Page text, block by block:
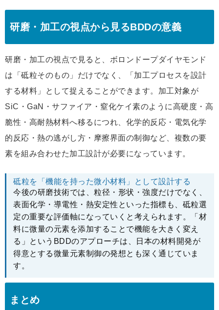
研磨・加工の視点から見るBDDの意義
研磨・加工の視点で見ると、ボロンドープダイヤモンド
は「砥粒そのもの」だけでなく、「加工プロセスを設計
する材料」として捉えることができます。加工対象が
SiC・GaN・サファイア・窒化ケイ素のように高硬度・高
脆性・高耐熱材料へ移るにつれ、化学的反応・電気化学
的反応・熱の逃がし方・摩擦界面の制御など、複数の要
素を組み合わせた加工設計が必要になっています。
砥粒を「機能を持った微小材料」として設計する
今後の研磨技術では、粒径・形状・強度だけでなく、
表面化学・導電性・熱安定性といった指標も、砥粒選
定の重要な評価軸になっていくと考えられます。「材
料に微量の元素を添加することで機能を大きく変え
る」というBDDのアプローチは、日本の材料開発が
得意とする微量元素制御の発想とも深く通じていま
す。
まとめ